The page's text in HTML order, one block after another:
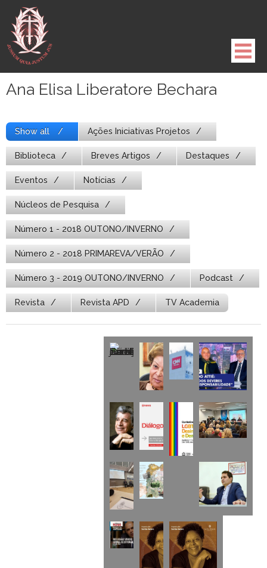
para
conteúdo
Ana Elisa Liberatore Bechara
Show all Ações Iniciativas Projetos
Biblioteca Breves Artigos Destaques
Eventos Notícias
Núcleos de Pesquisa
Número 1 - 2018 OUTONO/INVERNO
Número 2 - 2018 PRIMAREVA/VERÃO
Número 3 - 2019 OUTONO/INVERNO Podcast
Revista Revista APD TV Academia